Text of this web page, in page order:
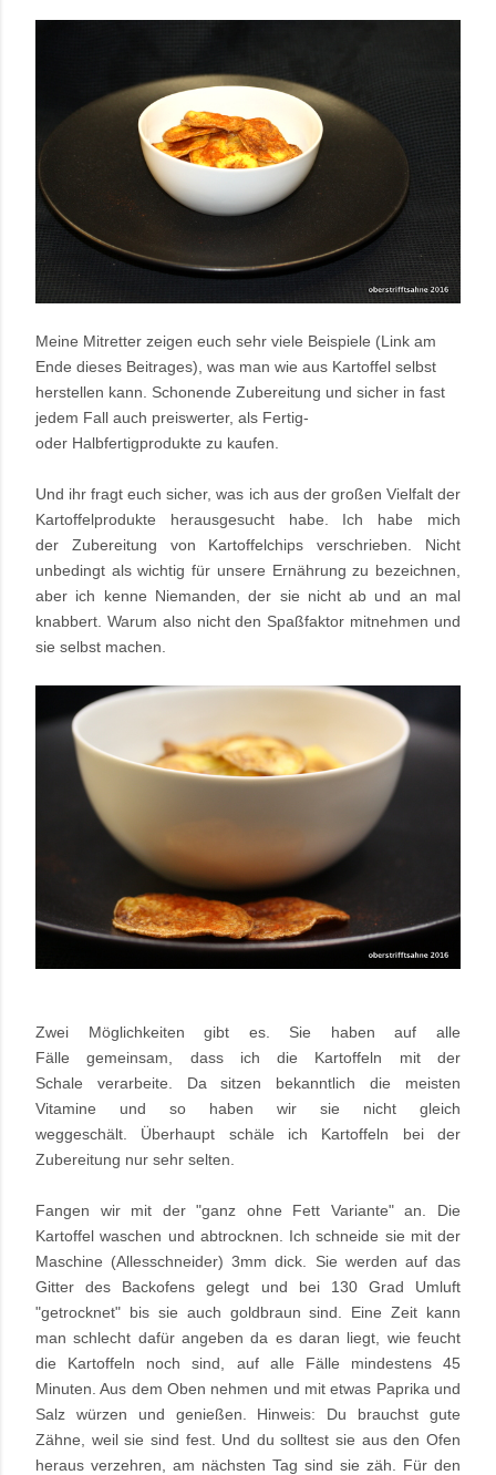
Meine Mitretter zeigen euch sehr viele Beispiele (Link am
Ende dieses Beitrages), was man wie aus Kartoffel selbst
herstellen kann. Schonende Zubereitung und sicher in fast
jedem Fall auch preiswerter, als Fertig-
oder Halbfertigprodukte zu kaufen.
Und ihr fragt euch sicher, was ich aus der großen Vielfalt der
Kartoffelprodukte herausgesucht habe. Ich habe mich
der Zubereitung von Kartoffelchips verschrieben. Nicht
unbedingt als wichtig für unsere Ernährung zu bezeichnen,
aber ich kenne Niemanden, der sie nicht ab und an mal
knabbert. Warum also nicht den Spaßfaktor mitnehmen und
sie selbst machen.
Zwei Möglichkeiten gibt es. Sie haben auf alle
Fälle gemeinsam, dass ich die Kartoffeln mit der
Schale verarbeite. Da sitzen bekanntlich die meisten
Vitamine und so haben wir sie nicht gleich
weggeschält. Überhaupt schäle ich Kartoffeln bei der
Zubereitung nur sehr selten.
Fangen wir mit der "ganz ohne Fett Variante" an. Die
Kartoffel waschen und abtrocknen. Ich schneide sie mit der
Maschine (Allesschneider) 3mm dick. Sie werden auf das
Gitter des Backofens gelegt und bei 130 Grad Umluft
"getrocknet" bis sie auch goldbraun sind. Eine Zeit kann
man schlecht dafür angeben da es daran liegt, wie feucht
die Kartoffeln noch sind, auf alle Fälle mindestens 45
Minuten. Aus dem Oben nehmen und mit etwas Paprika und
Salz würzen und genießen. Hinweis: Du brauchst gute
Zähne, weil sie sind fest. Und du solltest sie aus den Ofen
heraus verzehren, am nächsten Tag sind sie zäh. Für den